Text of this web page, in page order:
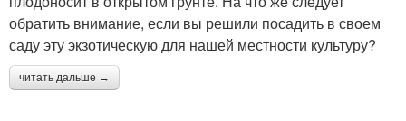
обратить внимание, если вы решили посадить в своем
саду эту экзотическую для нашей местности культуру?
читать дальше →